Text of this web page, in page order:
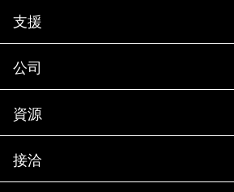
如何購買
聯絡銷售人員
尋找合作夥伴
試用產品
執行簡報
產品（依英文字母順序排列）
支援
支援
訓練
說明文件
知識庫
社群
公司
公司
合作夥伴
工作機會
資源
新聞
活動
接洽